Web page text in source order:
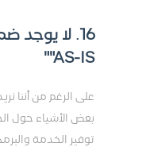
"AS-IS"
على الرغم من أننا
بعض الأشياء حول
توفير الخدمة